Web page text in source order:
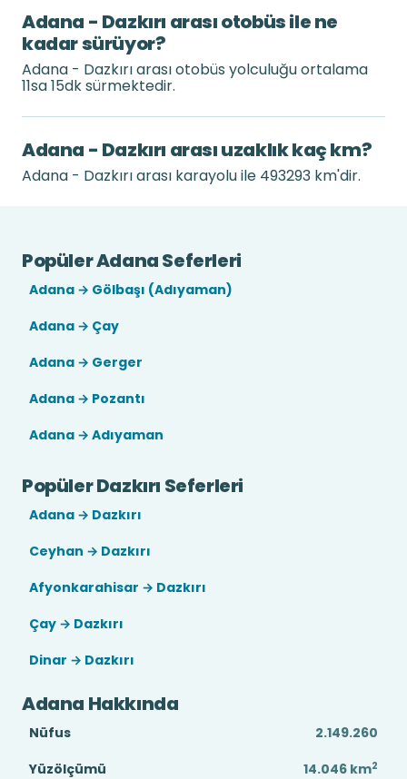
Adana - Dazkırı arası otobüs ile ne
kadar sürüyor?
Adana - Dazkırı arası otobüs yolculuğu ortalama
11sa 15dk sürmektedir.
Adana - Dazkırı arası uzaklık kaç km?
Adana - Dazkırı arası karayolu ile 493293 km'dir.
Popüler Adana Seferleri
Adana → Gölbaşı (Adıyaman)
Adana → Çay
Adana → Gerger
Adana → Pozantı
Adana → Adıyaman
Popüler Dazkırı Seferleri
Adana → Dazkırı
Ceyhan → Dazkırı
Afyonkarahisar → Dazkırı
Çay → Dazkırı
Dinar → Dazkırı
Adana Hakkında
Nüfus
2.149.260
Yüzölçümü
14.046 km2